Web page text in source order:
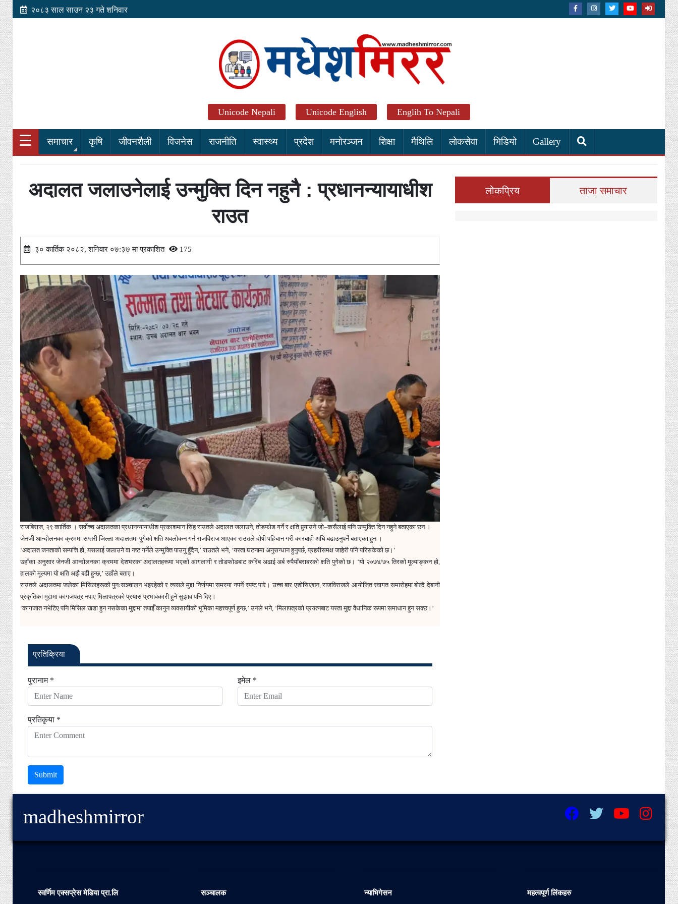
२०८३ साल साउन २३ गते शनिवार
Unicode Nepali Unicode English Englih To Nepali
☰ समाचार कृषि जीवनशैली विजनेस राजनीति स्वास्थ्य प्रदेश मनाेरञ्जन शिक्षा मैथिलि लाेकसेवा भिडियो Gallery
अदालत जलाउनेलाई उन्मुक्ति दिन नहुनै : प्रधानन्यायाधीश
राउत
३० कार्तिक २०८२, शनिवार ०७:३७ मा प्रकाशित 175
राजबिराज, २९ कार्तिक । सर्वोच्च अदालतका प्रधानन्यायाधीश प्रकाशमान सिंह राउतले अदालत जलाउने, तोडफोड गर्ने र क्षति पुर्‍याउने जो–कसैलाई पनि उन्मुक्ति दिन नहुने बताएका छन ।
जेनजी आन्दोलनका क्रममा सप्तरी जिल्ला अदालतमा पुगेको क्षति अवलोकन गर्न राजविराज आएका राउतले दोषी पहिचान गरी कारबाही अघि बढाउनुपर्ने बताएका हुन ।
‘अदालत जनताको सम्पत्ति हो, यसलाई जलाउने वा नष्ट गर्नेले उन्मुक्ति पाउनु हुँदैन,’ राउतले भने, ‘यस्ता घटनामा अनुसन्धान हुनुपर्छ, प्रहरीसमक्ष जाहेरी पनि परिसकेको छ।’
उहाँका अनुसार जेनजी आन्दोलनका क्रममा देशभरका अदालतहरूमा भएको आगलागी र तोडफोडबाट करिब अढाई अर्ब रुपैयाँबराबरको क्षति पुगेको छ। ‘यो २०७४/७५ तिरको मूल्याङ्कन हो,
हालको मूल्यमा यो क्षति अझै बढी हुन्छ,’ उहाँले बताए।
राउतले अदालतमा जलेका मिसिलहरूको पुनःसञ्चालन भइरहेको र त्यसले मुद्दा निर्णयमा समस्या नपर्ने स्पष्ट पारे। उच्च बार एशोसिएशन, राजविराजले आयोजित स्वागत समारोहमा बोल्दै देबानी
प्रकृतिका मुद्दामा कागजपत्र नपाए मिलापत्रको प्रयास प्रभावकारी हुने सुझाव पनि दिए।
‘कागजात नभेटिए पनि मिसिल खडा हुन नसकेका मुद्दामा तपाईँ कानुन व्यवसायीको भूमिका महत्त्वपूर्ण हुन्छ,’ उनले भने, ‘मिलापत्रको प्रयत्नबाट यस्ता मुद्दा वैधानिक रूपमा समाधान हुन सक्छ।’
प्रतिक्रिया
पुरानाम * इमेल *
प्रतिकृया *
Submit
लोकप्रिय ताजा समाचार
madheshmirror
स्वर्णिम एक्सप्रेस मेडिया प्रा.लि सञ्चालक न्याभिगेसन महत्वपूर्ण लिंकहरु